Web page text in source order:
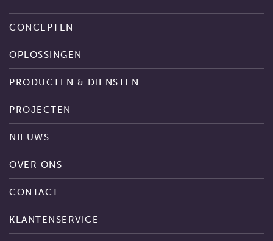
CONCEPTEN
OPLOSSINGEN
PRODUCTEN & DIENSTEN
PROJECTEN
NIEUWS
OVER ONS
CONTACT
KLANTENSERVICE